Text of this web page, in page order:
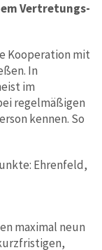
Vertretungs-
Kooperation mit
In
im
regelmäßigen
kennen. So
Ehrenfeld,
maximal neun